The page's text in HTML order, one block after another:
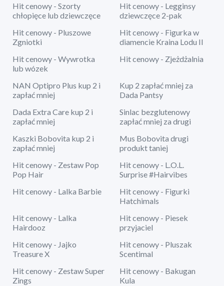
Hit cenowy - Szorty
chłopięce lub dziewczęce
Hit cenowy - Legginsy
dziewczęce 2-pak
Hit cenowy - Pluszowe
Zgniotki
Hit cenowy - Figurka w
diamencie Kraina Lodu II
Hit cenowy - Wywrotka
lub wózek
Hit cenowy - Zjeżdżalnia
NAN Optipro Plus kup 2 i
zapłać mniej
Kup 2 zapłać mniej za
Dada Pantsy
Dada Extra Care kup 2 i
zapłać mniej
Sinlac bezglutenowy
zapłać mniej za drugi
Kaszki Bobovita kup 2 i
zapłać mniej
Mus Bobovita drugi
produkt taniej
Hit cenowy - Zestaw Pop
Pop Hair
Hit cenowy - L.O.L.
Surprise #Hairvibes
Hit cenowy - Lalka Barbie
Hit cenowy - Figurki
Hatchimals
Hit cenowy - Lalka
Hairdooz
Hit cenowy - Piesek
przyjaciel
Hit cenowy - Jajko
Treasure X
Hit cenowy - Pluszak
Scentimal
Hit cenowy - Zestaw Super
Zings
Hit cenowy - Bakugan
Kula